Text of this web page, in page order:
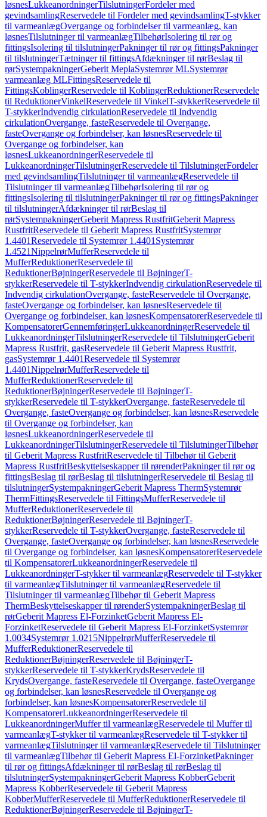
løsnesLukkeanordningerTilslutningerFordeler med
gevindsamlingReservedele til Fordeler med gevindsamlingT-stykker
til varmeanlægOvergange og forbindelser til varmeanlæg, kan
løsnesTilslutninger til varmeanlægTilbehørIsolering til rør og
fittingsIsolering til tilslutningerPakninger til rør og fittingsPakninger
til tilslutningerTætninger til fittingsAfdækninger til rørBeslag til
rørSystempakningerGeberit MeplaSystemrør MLSystemrør
varmeanlæg MLFittingsReservedele til
FittingsKoblingerReservedele til KoblingerReduktionerReservedele
til ReduktionerVinkelReservedele til VinkelT-stykkerReservedele til
T-stykkerIndvendig cirkulationReservedele til Indvendig
cirkulationOvergange, fasteReservedele til Overgange,
fasteOvergange og forbindelser, kan løsnesReservedele til
Overgange og forbindelser, kan
løsnesLukkeanordningerReservedele til
LukkeanordningerTilslutningerReservedele til TilslutningerFordeler
med gevindsamlingTilslutninger til varmeanlægReservedele til
Tilslutninger til varmeanlægTilbehørIsolering til rør og
fittingsIsolering til tilslutningerPakninger til rør og fittingsPakninger
til tilslutningerAfdækninger til rørBeslag til
rørSystempakningerGeberit Mapress RustfritGeberit Mapress
RustfritReservedele til Geberit Mapress RustfritSystemrør
1.4401Reservedele til Systemrør 1.4401 Systemrør
1.4521NippelrørMufferReservedele til
MufferReduktionerReservedele til
ReduktionerBøjningerReservedele til BøjningerT-
stykkerReservedele til T-stykkerIndvendig cirkulationReservedele til
Indvendig cirkulationOvergange, fasteReservedele til Overgange,
fasteOvergange og forbindelser, kan løsnesReservedele til
Overgange og forbindelser, kan løsnesKompensatorerReservedele til
KompensatorerGennemføringerLukkeanordningerReservedele til
LukkeanordningerTilslutningerReservedele til TilslutningerGeberit
Mapress Rustfrit, gasReservedele til Geberit Mapress Rustfrit,
gasSystemrør 1.4401Reservedele til Systemrør
1.4401NippelrørMufferReservedele til
MufferReduktionerReservedele til
ReduktionerBøjningerReservedele til BøjningerT-
stykkerReservedele til T-stykkerOvergange, fasteReservedele til
Overgange, fasteOvergange og forbindelser, kan løsnesReservedele
til Overgange og forbindelser, kan
løsnesLukkeanordningerReservedele til
LukkeanordningerTilslutningerReservedele til TilslutningerTilbehør
til Geberit Mapress RustfritReservedele til Tilbehør til Geberit
Mapress RustfritBeskyttelseskapper til rørenderPakninger til rør og
fittingsBeslag til rørBeslag til tilslutningerReservedele til Beslag til
tilslutningerSystempakningerGeberit Mapress ThermSystemrør
ThermFittingsReservedele til FittingsMufferReservedele til
MufferReduktionerReservedele til
ReduktionerBøjningerReservedele til BøjningerT-
stykkerReservedele til T-stykkerOvergange, fasteReservedele til
Overgange, fasteOvergange og forbindelser, kan løsnesReservedele
til Overgange og forbindelser, kan løsnesKompensatorerReservedele
til KompensatorerLukkeanordningerReservedele til
LukkeanordningerT-stykker til varmeanlægReservedele til T-stykker
til varmeanlægTilslutninger til varmeanlægReservedele til
Tilslutninger til varmeanlægTilbehør til Geberit Mapress
ThermBeskyttelseskapper til rørenderSystempakningerBeslag til
rørGeberit Mapress El-ForzinketGeberit Mapress El-
ForzinketReservedele til Geberit Mapress El-ForzinketSystemrør
1.0034Systemrør 1.0215NippelrørMufferReservedele til
MufferReduktionerReservedele til
ReduktionerBøjningerReservedele til BøjningerT-
stykkerReservedele til T-stykkerKrydsReservedele til
KrydsOvergange, fasteReservedele til Overgange, fasteOvergange
og forbindelser, kan løsnesReservedele til Overgange og
forbindelser, kan løsnesKompensatorerReservedele til
KompensatorerLukkeanordningerReservedele til
LukkeanordningerMuffer til varmeanlægReservedele til Muffer til
varmeanlægT-stykker til varmeanlægReservedele til T-stykker til
varmeanlægTilslutninger til varmeanlægReservedele til Tilslutninger
til varmeanlægTilbehør til Geberit Mapress El-ForzinketPakninger
til rør og fittingsAfdækninger til rørBeslag til rørBeslag til
tilslutningerSystempakningerGeberit Mapress KobberGeberit
Mapress KobberReservedele til Geberit Mapress
KobberMufferReservedele til MufferReduktionerReservedele til
ReduktionerBøjningerReservedele til BøjningerT-